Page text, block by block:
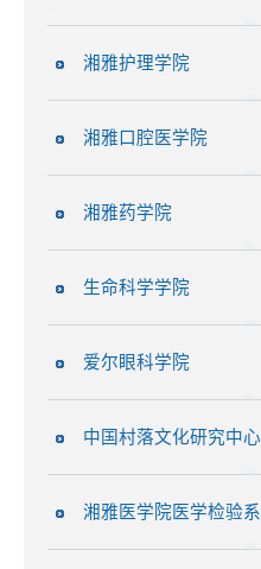
湘雅护理学院
湘雅口腔医学院
湘雅药学院
生命科学学院
爱尔眼科学院
中国村落文化研究中心
湘雅医学院医学检验系